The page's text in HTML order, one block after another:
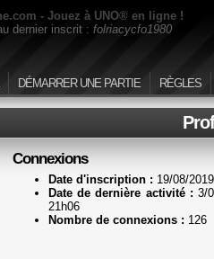
- Jouez à UNO® en ligne !
dernier inscrit : folriacycfo1980
DÉMARRER UNE PARTIE RÈGLES
Connexions
Date d'inscription : 19/08/
Date de dernière activité : 3/
21h06
Nombre de connexions : 126